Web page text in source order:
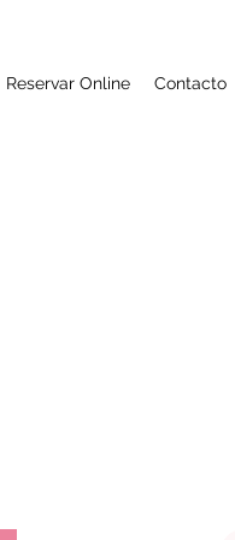
Reservar Online Contacto